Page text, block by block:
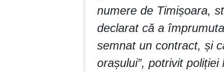
numere de Timișoara,
declarat că a
semnat un contract, și
orașului”, potrivit poliției